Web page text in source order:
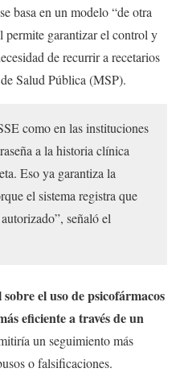
basa en un modelo “de otra
permite garantizar el control y
de recurrir a recetarios
Salud Pública (MSP).
como en las instituciones
a la historia clínica
Eso ya garantiza la
el sistema registra que
señaló el
el uso de psicofármacos
eficiente a través de un
un seguimiento más
o falsificaciones.